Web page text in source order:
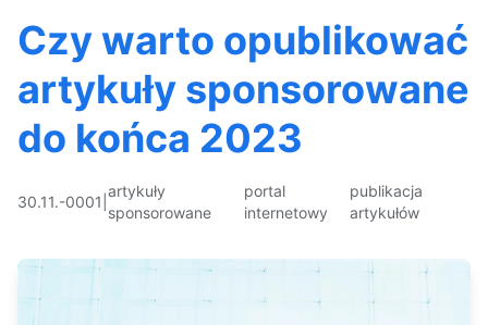
Czy warto opublikować
artykuły sponsorowane
do końca 2023
30.11.-0001
artykuły
sponsorowane
portal
internetowy
publikacja
artykułów